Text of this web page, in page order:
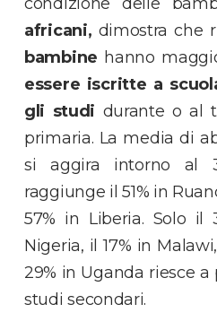
africani, dimostra che
bambine hanno
essere iscritte a
gli studi durante o al
primaria. La media di
si aggira intorno al
raggiunge il 51% in
57% in Liberia. Solo il
Nigeria, il 17% in
29% in Uganda riesce
studi secondari.